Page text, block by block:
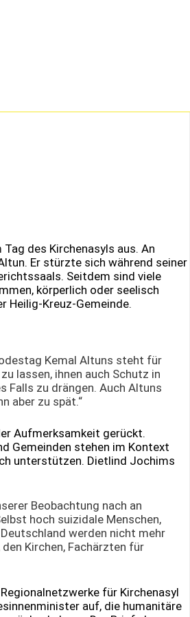
des Kirchenasyls aus. An
Er stürzte sich während seiner
Seitdem sind viele
körperlich oder seelisch
Heilig-Kreuz-Gemeinde.
Kemal Altuns steht für
lassen, ihnen auch Schutz in
Falls zu drängen. Auch Altuns
aber zu spät.“
Aufmerksamkeit gerückt.
Gemeinden stehen im Kontext
unterstützen. Dietlind Jochims
Beobachtung nach an
hoch suizidale Menschen,
werden nicht mehr
Kirchen, Fachärzten für
für Kirchenasyl
auf, die humanitäre